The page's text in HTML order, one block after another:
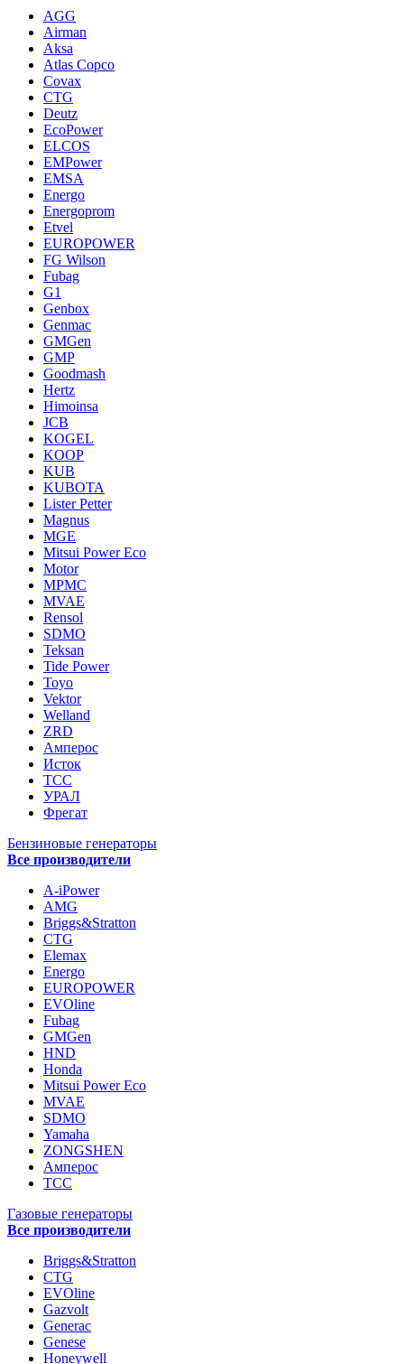
AGG
Airman
Aksa
Atlas Copco
Covax
CTG
Deutz
EcoPower
ELCOS
EMPower
EMSA
Energo
Energoprom
Etvel
EUROPOWER
FG Wilson
Fubag
G1
Genbox
Genmac
GMGen
GMP
Goodmash
Hertz
Himoinsa
JCB
KOGEL
KOOP
KUB
KUBOTA
Lister Petter
Magnus
MGE
Mitsui Power Eco
Motor
MPMC
MVAE
Rensol
SDMO
Teksan
Tide Power
Toyo
Vektor
Welland
ZRD
Амперос
Исток
ТСС
УРАЛ
Фрегат
Бензиновые генераторы
Все производители
A-iPower
AMG
Briggs&Stratton
CTG
Elemax
Energo
EUROPOWER
EVOline
Fubag
GMGen
HND
Honda
Mitsui Power Eco
MVAE
SDMO
Yamaha
ZONGSHEN
Амперос
ТСС
Газовые генераторы
Все производители
Briggs&Stratton
CTG
EVOline
Gazvolt
Generac
Genese
Honeywell